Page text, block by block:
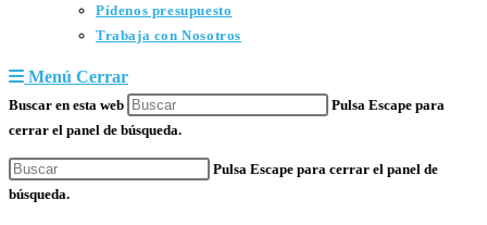
Pídenos presupuesto
Trabaja con Nosotros
Menú Cerrar
Buscar en esta web
Pulsa Escape para
cerrar el panel de búsqueda.
Pulsa Escape para cerrar el panel de
búsqueda.